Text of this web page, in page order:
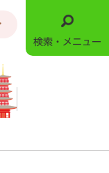
検索・メニュー